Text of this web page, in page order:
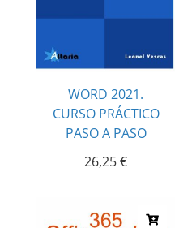
WORD 2021.
CURSO PRÁCTICO
PASO A PASO
26,25€